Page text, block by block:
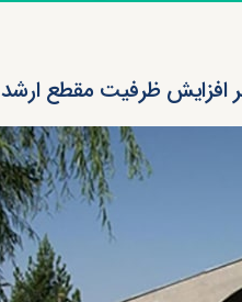
افزایش ظرفیت مقطع ارشد